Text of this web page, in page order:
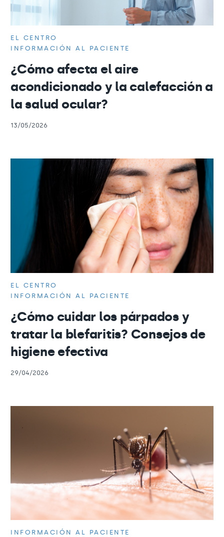
EL CENTRO
INFORMACIÓN AL PACIENTE
¿Cómo afecta el aire
acondicionado y la calefacción a
la salud ocular?
13/05/2026
EL CENTRO
INFORMACIÓN AL PACIENTE
¿Cómo cuidar los párpados y
tratar la blefaritis? Consejos de
higiene efectiva
29/04/2026
INFORMACIÓN AL PACIENTE